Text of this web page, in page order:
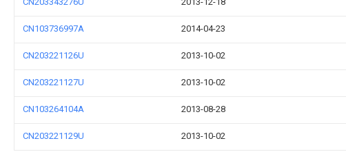
CN103736997A 2014-04-23
CN203221126U 2013-10-02
CN203221127U 2013-10-02
CN103264104A 2013-08-28
CN203221129U 2013-10-02